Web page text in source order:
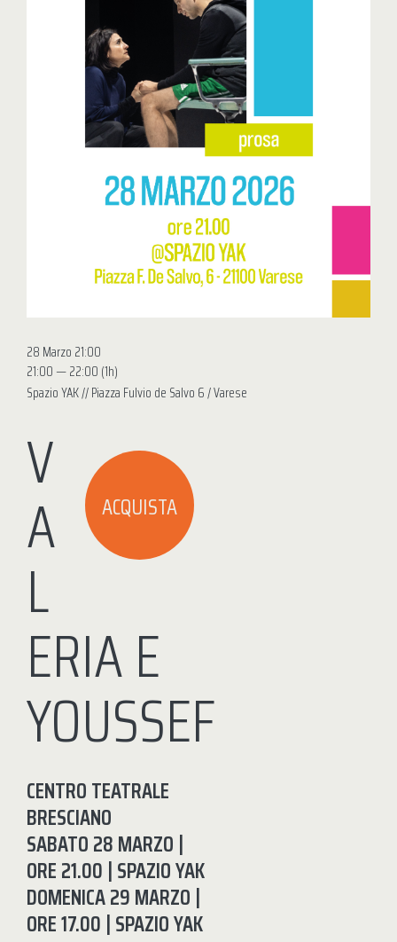
ACQUISTA
V
A
L
ERIA E
YOUSSEF
CENTRO TEATRALE
BRESCIANO
SABATO 28 MARZO |
ORE 21.00 | SPAZIO YAK
DOMENICA 29 MARZO |
ORE 17.00 | SPAZIO YAK
28 Marzo 21:00
21:00 — 22:00 (1h)
Spazio YAK // Piazza Fulvio de Salvo 6 / Varese